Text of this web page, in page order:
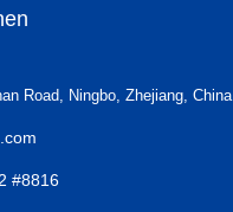
Road, Ningbo, Zhejiang, China
#8816